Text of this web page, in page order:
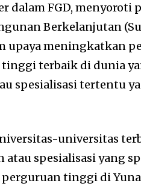
dalam FGD, menyoroti
Berkelanjutan
upaya meningkatkan
terbaik di dunia
spesialisasi tertentu
universitas
spesialisasi yang
perguruan tinggi di